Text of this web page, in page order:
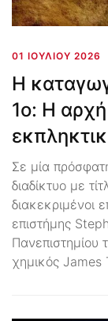
01 ΙΟΥΛΊΟΥ 2026
Η
1ο: Η
Σε μία
διαδίκτυο με
διακεκριμένοι
επιστήμης
Πανεπιστημίου
χημικός James